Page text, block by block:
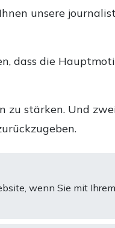
unsere
dass die
stärken. Und
wenn Sie mit Ihrem